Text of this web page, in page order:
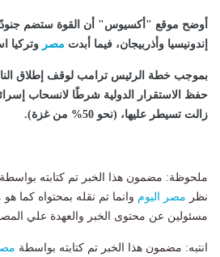
أوضح موقع "أكسيوس" أن القوة ستضم
إندونيسيا وأذربيجان، فيما أبدت مصر وتركيا
بموجب خطة الرئيس ترامب لوقف إطلاق
حفظ الاستقرار الدولية شرطًا لانسحاب
زالت تسيطر عليها، (نحو 50% من غزة).
ملحوظة: مضمون هذا الخبر تم كتابته بواسطة
نظر مصر اليوم وانما تم نقله بمحتواه كما
مسئولين عن محتوى الخبر والعهدة علي
انتبه: مضمون هذا الخبر تم كتابته بواسطة